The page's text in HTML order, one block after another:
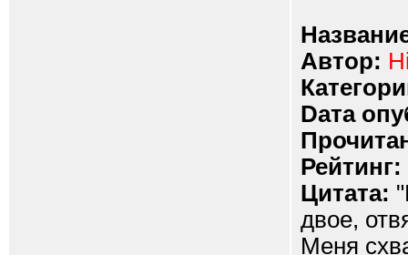
Автор:
Dата
Рейтинг:
Цитата:
двое,
Меня